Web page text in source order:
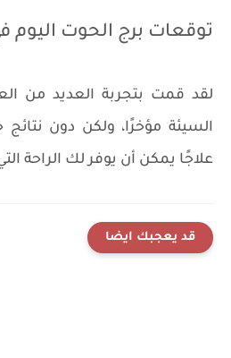
توقعات برج الحوت اليوم
لقد قمت بتجربة العديد من
السيئة مؤخرًا، ولكن دون
علاجًا يمكن أن يوفر لك الراحة
قد يعجبك ايضا